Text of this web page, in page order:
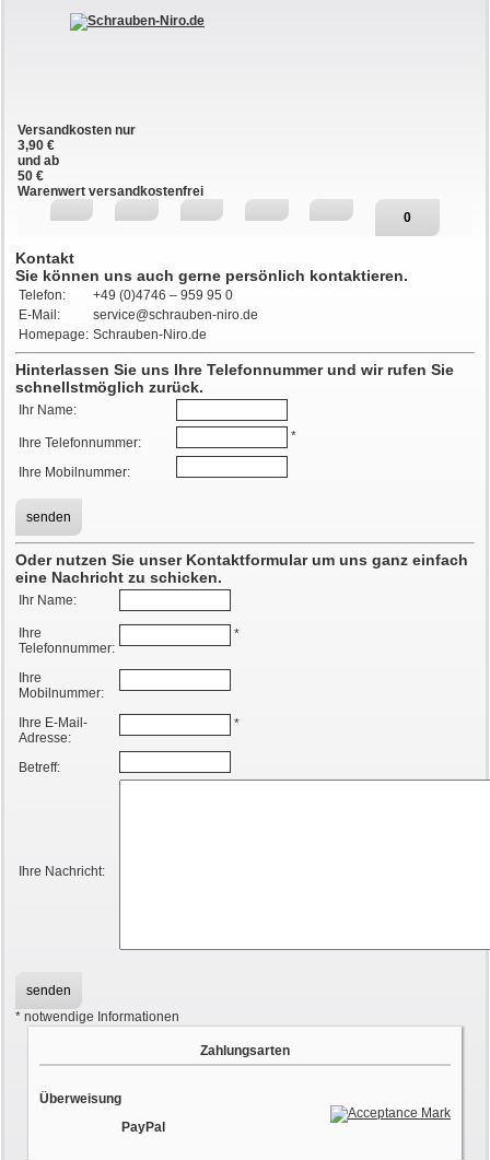
Versandkosten nur
3,90 €
und ab
50 €
Warenwert versandkostenfrei
0
Kontakt
Sie können uns auch gerne persönlich kontaktieren.
Telefon:
+49 (0)4746 – 959 95 0
E-Mail:
service@schrauben-niro.de
Homepage: Schrauben-Niro.de
Hinterlassen Sie uns Ihre Telefonnummer und wir rufen Sie
schnellstmöglich zurück.
Ihr Name:
Ihre Telefonnummer: *
Ihre Mobilnummer:
Oder nutzen Sie unser Kontaktformular um uns ganz einfach
eine Nachricht zu schicken.
Ihr Name:
Ihre
Telefonnummer:
*
Ihre
Mobilnummer:
Ihre E-Mail-
Adresse:
*
Betreff:
Ihre Nachricht:
* notwendige Informationen
Zahlungsarten
Überweisung
PayPal